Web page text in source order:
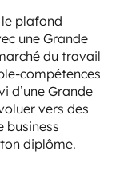
le plafond
une Grande
du travail
compétences
d’une Grande
vers des
business
diplôme.